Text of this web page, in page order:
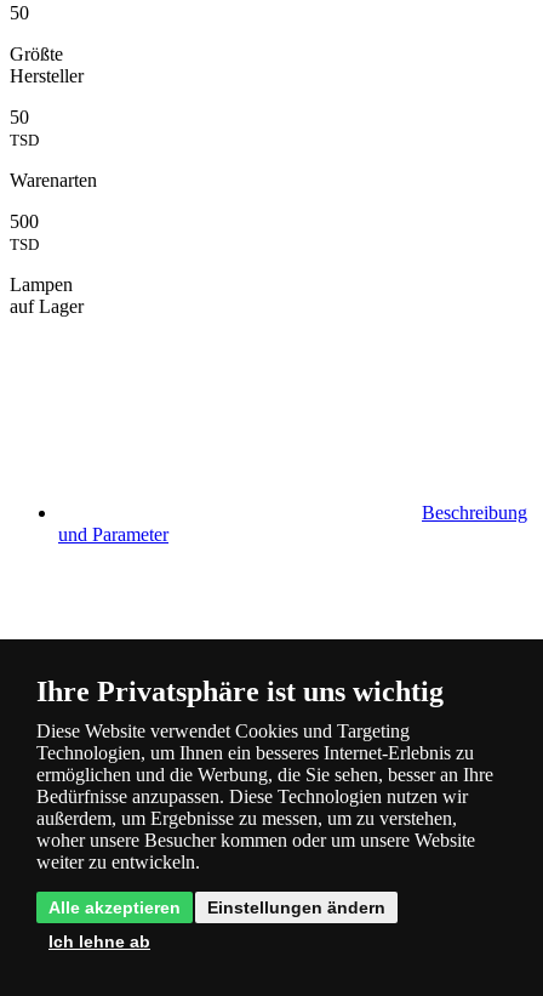
50
Größte
Hersteller
50
TSD
Warenarten
500
TSD
Lampen
auf Lager
Beschreibung
und Parameter
Ihre Privatsphäre ist uns wichtig
Diese Website verwendet Cookies und Targeting
Technologien, um Ihnen ein besseres Internet-Erlebnis zu
ermöglichen und die Werbung, die Sie sehen, besser an Ihre
Bedürfnisse anzupassen. Diese Technologien nutzen wir
außerdem, um Ergebnisse zu messen, um zu verstehen,
woher unsere Besucher kommen oder um unsere Website
weiter zu entwickeln.
Alle akzeptieren
Einstellungen ändern
Ich lehne ab